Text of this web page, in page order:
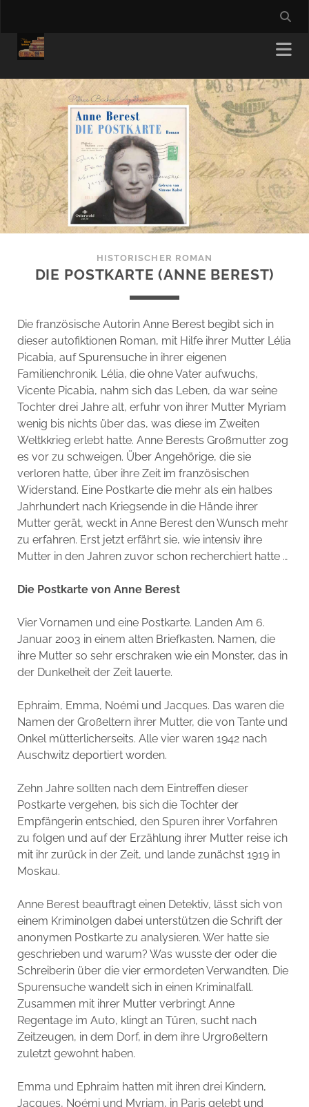
HISTORISCHER ROMAN
DIE POSTKARTE (ANNE BEREST)
Die französische Autorin Anne Berest begibt sich in
dieser autofiktionen Roman, mit Hilfe ihrer Mutter Lélia
Picabia, auf Spurensuche in ihrer eigenen
Familienchronik. Lélia, die ohne Vater aufwuchs,
Vicente Picabia, nahm sich das Leben, da war seine
Tochter drei Jahre alt, erfuhr von ihrer Mutter Myriam
wenig bis nichts über das, was diese im Zweiten
Weltkkrieg erlebt hatte. Anne Berests Großmutter zog
es vor zu schweigen. Über Angehörige, die sie
verloren hatte, über ihre Zeit im französischen
Widerstand. Eine Postkarte die mehr als ein halbes
Jahrhundert nach Kriegsende in die Hände ihrer
Mutter gerät, weckt in Anne Berest den Wunsch mehr
zu erfahren. Erst jetzt erfährt sie, wie intensiv ihre
Mutter in den Jahren zuvor schon recherchiert hatte …
Die Postkarte von Anne Berest
Vier Vornamen und eine Postkarte. Landen Am 6.
Januar 2003 in einem alten Briefkasten. Namen, die
ihre Mutter so sehr erschraken wie ein Monster, das in
der Dunkelheit der Zeit lauerte.
Ephraim, Emma, Noémi und Jacques. Das waren die
Namen der Großeltern ihrer Mutter, die von Tante und
Onkel mütterlicherseits. Alle vier waren 1942 nach
Auschwitz deportiert worden.
Zehn Jahre sollten nach dem Eintreffen dieser
Postkarte vergehen, bis sich die Tochter der
Empfängerin entschied, den Spuren ihrer Vorfahren
zu folgen und auf der Erzählung ihrer Mutter reise ich
mit ihr zurück in der Zeit, und lande zunächst 1919 in
Moskau.
Anne Berest beauftragt einen Detektiv, lässt sich von
einem Kriminolgen dabei unterstützen die Schrift der
anonymen Postkarte zu analysieren. Wer hatte sie
geschrieben und warum? Was wusste der oder die
Schreiberin über die vier ermordeten Verwandten. Die
Spurensuche wandelt sich in einen Kriminalfall.
Zusammen mit ihrer Mutter verbringt Anne
Regentage im Auto, klingt an Türen, sucht nach
Zeitzeugen, in dem Dorf, in dem ihre Urgroßeltern
zuletzt gewohnt haben.
Emma und Ephraim hatten mit ihren drei Kindern,
Jacques, Noémi und Myriam, in Paris gelebt und